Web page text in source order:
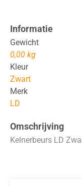
Informatie
Gewicht
0,00 kg
Kleur
Zwart
Merk
LD
Omschrijving
Kelnerbeurs LD